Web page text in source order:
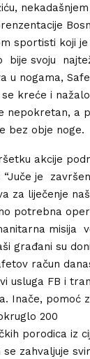
sportisti koji
bije svoju
u nogama,
se kreće i
nepokretan, a
bez obje noge.
akcije
“Juče je
za liječenje
potrebna
misija
građani su
račun
usluga FB i
Inače, pomoć
200
porodica iz
se zahvaljuje